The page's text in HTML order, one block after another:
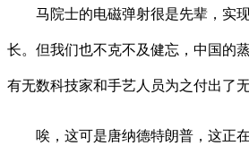
马院士的电磁弹射很是先辈，实现
长。但我们也不克不及健忘，中国的
有无数科技家和手艺人员为之付出了
唉，这可是唐纳德特朗普，这正在